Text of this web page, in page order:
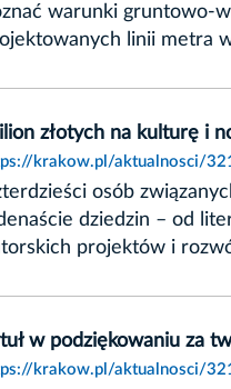
warunki gruntowo-
linii metra
złotych na kulturę i
krakow.pl/aktualnosci/
osób
dziedzin – od
projektów i
w podziękowaniu za
krakow.pl/aktualnosci/